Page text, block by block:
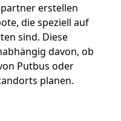
erstellen
die speziell auf
sind. Diese
davon, ob
Putbus oder
planen.